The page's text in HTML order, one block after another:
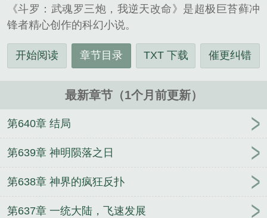
《斗罗：武魂罗三炮，我逆天改命》是超极巨苔藓冲
锋者精心创作的科幻小说。
开始阅读 章节目录 TXT 下载 催更纠错
最新章节（1个月前更新）
第640章 结局
第639章 神明陨落之日
第638章 神界的疯狂反扑
第637章 一统大陆，飞速发展